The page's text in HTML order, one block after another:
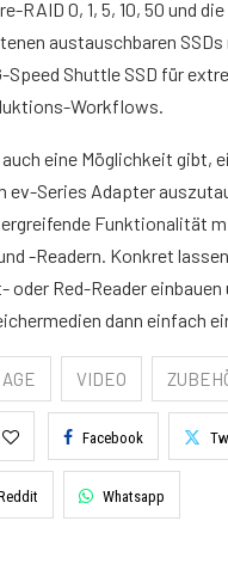
RAID 0, 1, 5, 10, 50 und
austauschbaren SSDs
Speed Shuttle SSD für
Workflows.
eine Möglichkeit gibt,
ev-Series Adapter
Funktionalität
-Readern. Konkret
oder Red-Reader einbauen
dann einfach
VIDEO
Facebook
Whatsapp